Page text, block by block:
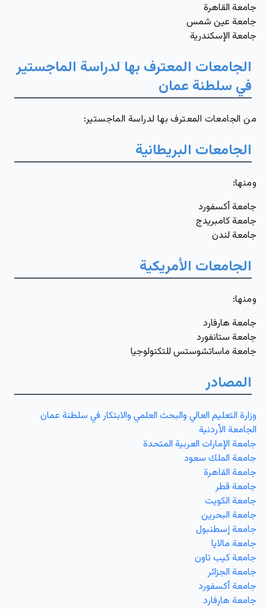
جامعة القاهرة
جامعة عين شمس
جامعة الإسكندرية
الجامعات المعترف بها لدراسة الماجستير
في سلطنة عمان
من الجامعات المعترف بها لدراسة الماجستير:
الجامعات البريطانية
ومنها:
جامعة أكسفورد
جامعة كامبريدج
جامعة لندن
الجامعات الأمريكية
ومنها:
جامعة هارفارد
جامعة ستانفورد
جامعة ماساتشوستس للتكنولوجيا
المصادر
وزارة التعليم العالي والبحث العلمي والابتكار في سلطنة عمان
الجامعة الأردنية
جامعة الإمارات العربية المتحدة
جامعة الملك سعود
جامعة القاهرة
جامعة قطر
جامعة الكويت
جامعة البحرين
جامعة إسطنبول
جامعة مالايا
جامعة كيب تاون
جامعة الجزائر
جامعة أكسفورد
جامعة هارفارد